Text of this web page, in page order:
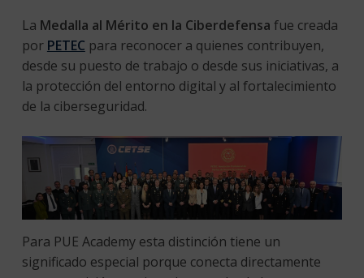
La Medalla al Mérito en la Ciberdefensa fue creada
por PETEC para reconocer a quienes contribuyen,
desde su puesto de trabajo o desde sus iniciativas, a
la protección del entorno digital y al fortalecimiento
de la ciberseguridad.
Para PUE Academy esta distinción tiene un
significado especial porque conecta directamente